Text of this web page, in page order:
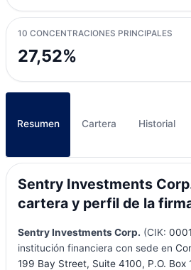
10 CONCENTRACIONES PRINCIPALES
27,52%
Resumen Cartera Historial
Sentry Investments
cartera y perfil de la
Sentry Investments Corp. (CIK:
institución financiera con sede en
199 Bay Street, Suite 4100, P.O. Box